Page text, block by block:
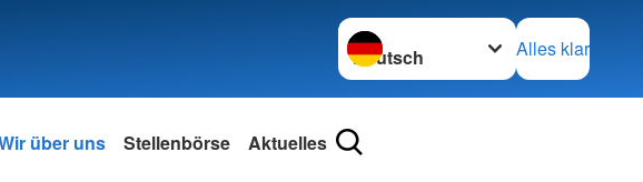
Sprache wechseln zu
Alles klar
über uns Stellenbörse Aktuelles